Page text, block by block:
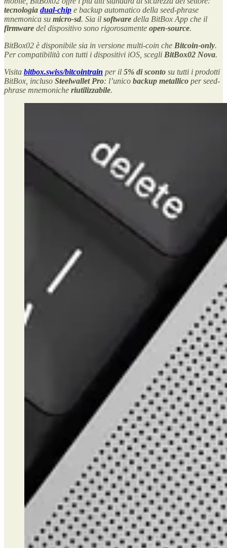
tecnologia dual-chip e backup automatico della seed-phrase
mnemonica su micro-sd. Sia il software della BitBox App che il
firmware del dispositivo sono rigorosamente open-source.
BitBox02 è disponibile sia in versione multi-coin che Bitcoin-only.
Per compatibilità con tutti i dispositivi iOS, scegli BitBox02 Nova.
Visita bitbox.swiss/bitcointrain per il 5% di sconto su tutti i prodotti
BitBox, incluso Steelwallet Pro: l’unico backup metallico per seed-
phrase mnemoniche riutilizzabile.